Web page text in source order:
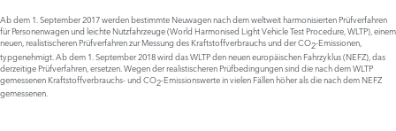
Ab dem 1. September 2017 werden bestimmte Neuwagen nach dem weltweit harmonisierten Prüfverfahren
für Personenwagen und leichte Nutzfahrzeuge (World Harmonised Light Vehicle Test Procedure, WLTP), einem
neuen, realistischeren Prüfverfahren zur Messung des Kraftstoffverbrauchs und der CO2-Emissionen,
typgenehmigt. Ab dem 1. September 2018 wird das WLTP den neuen europäischen Fahrzyklus (NEFZ), das
derzeitige Prüfverfahren, ersetzen. Wegen der realistischeren Prüfbedingungen sind die nach dem WLTP
gemessenen Kraftstoffverbrauchs- und CO2-Emissionswerte in vielen Fällen höher als die nach dem NEFZ
gemessenen.